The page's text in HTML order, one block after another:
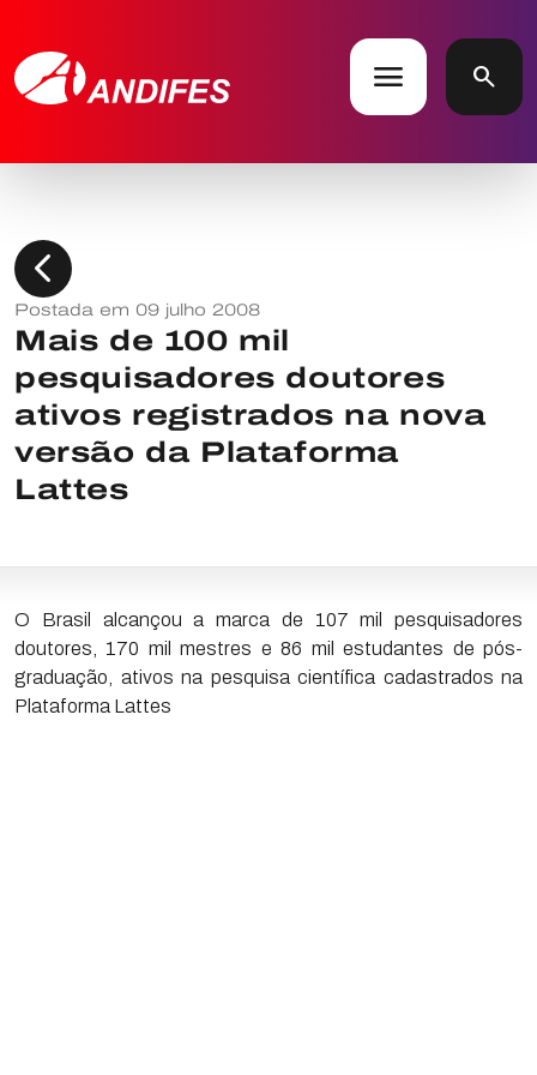
menu search
chevron_left
Postada em 09 julho 2008
Mais de 100 mil
pesquisadores doutores
ativos registrados na nova
versão da Plataforma
Lattes
O Brasil alcançou a marca de 107 mil pesquisadores
doutores, 170 mil mestres e 86 mil estudantes de pós-
graduação, ativos na pesquisa científica cadastrados na
Plataforma Lattes